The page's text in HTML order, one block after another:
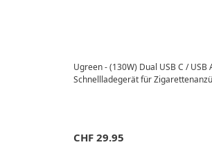
Ugreen - (130W) Dual USB C /
Schnellladegerät für
CHF 29.95